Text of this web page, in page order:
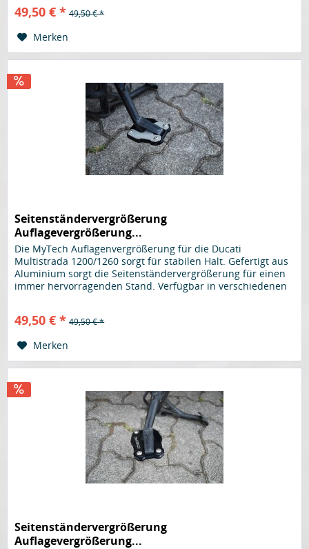
49,50 € * 49,50 € *
Merken
Seitenständervergrößerung
Auflagevergrößerung...
Die MyTech Auflagenvergrößerung für die Ducati
Multistrada 1200/1260 sorgt für stabilen Halt. Gefertigt aus
Aluminium sorgt die Seitenständervergrößerung für einen
immer hervorragenden Stand. Verfügbar in verschiedenen
49,50 € * 49,50 € *
Merken
Seitenständervergrößerung
Auflagevergrößerung...